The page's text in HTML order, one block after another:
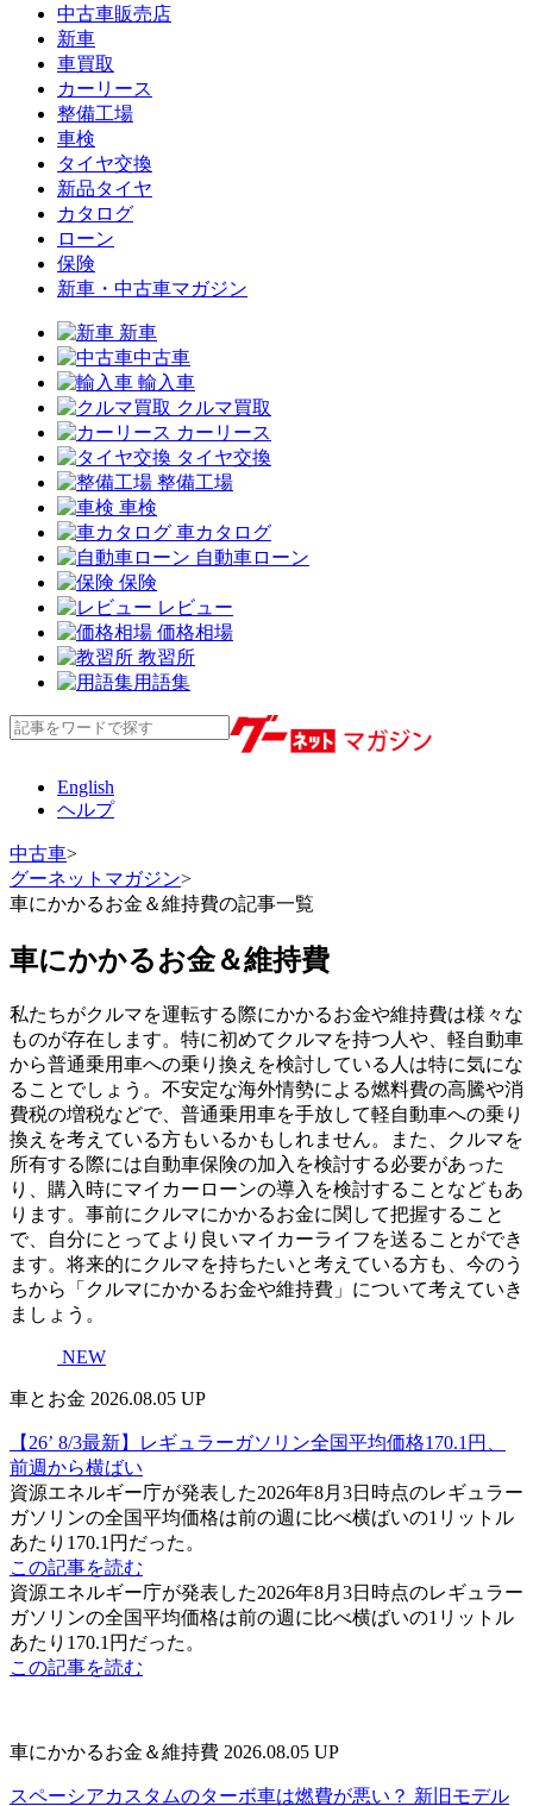
中古車販売店
新車
車買取
カーリース
整備工場
車検
タイヤ交換
新品タイヤ
カタログ
ローン
保険
新車・中古車マガジン
新車
中古車
輸入車
クルマ買取
カーリース
タイヤ交換
整備工場
車検
車カタログ
自動車ローン
保険
レビュー
価格相場
教習所
用語集
English
ヘルプ
中古車>
グーネットマガジン>
車にかかるお金＆維持費の記事一覧
車にかかるお金＆維持費
私たちがクルマを運転する際にかかるお金や維持費は様々な
ものが存在します。特に初めてクルマを持つ人や、軽自動車
から普通乗用車への乗り換えを検討している人は特に気にな
ることでしょう。不安定な海外情勢による燃料費の高騰や消
費税の増税などで、普通乗用車を手放して軽自動車への乗り
換えを考えている方もいるかもしれません。また、クルマを
所有する際には自動車保険の加入を検討する必要があった
り、購入時にマイカーローンの導入を検討することなどもあ
ります。事前にクルマにかかるお金に関して把握すること
で、自分にとってより良いマイカーライフを送ることができ
ます。将来的にクルマを持ちたいと考えている方も、今のう
ちから「クルマにかかるお金や維持費」について考えていき
ましょう。
NEW
車とお金 2026.08.05 UP
【26’ 8/3最新】レギュラーガソリン全国平均価格170.1円、
前週から横ばい
資源エネルギー庁が発表した2026年8月3日時点のレギュラー
ガソリンの全国平均価格は前の週に比べ横ばいの1リットル
あたり170.1円だった。
この記事を読む
資源エネルギー庁が発表した2026年8月3日時点のレギュラー
ガソリンの全国平均価格は前の週に比べ横ばいの1リットル
あたり170.1円だった。
この記事を読む
車にかかるお金＆維持費 2026.08.05 UP
スペーシアカスタムのターボ車は燃費が悪い？ 新旧モデル